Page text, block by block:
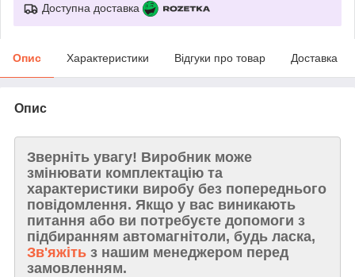
Доступна доставка
Опис Характеристики Відгуки про товар Доставка
Опис
Зверніть увагу! Виробник може
змінювати комплектацію та
характеристики виробу без попереднього
повідомлення. Якщо у вас виникають
питання або ви потребуєте допомоги з
підбиранням автомагнітоли, будь ласка,
Зв'яжіть з нашим менеджером перед
замовленням.